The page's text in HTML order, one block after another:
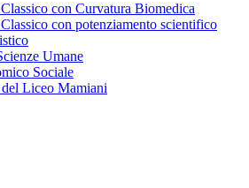
con Curvatura Biomedica
con potenziamento scientifico
Umane
Sociale
Liceo Mamiani